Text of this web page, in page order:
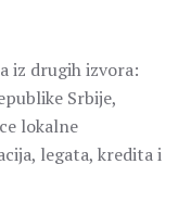
iz drugih izvora:
Srbije,
lokalne
legata, kredita i